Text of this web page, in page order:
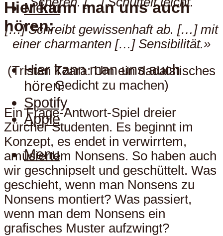
Menu
Hier kann man uns auch
hören:
Hier kann man uns auch
hören:
Spotify
Apple
Menu
[…] Schreibt gewissenhaft ab. […] mit
einer charmanten […] Sensibilität.»
(Tristan Tzara: Um ein dadaistisches
Gedicht zu machen)
Ein Frage-Antwort-Spiel dreier
Zürcher Studenten. Es beginnt im
Konzept, es endet in verwirrtem,
amüsiertem Nonsens. So haben auch
wir geschnipselt und geschüttelt. Was
geschieht, wenn man Nonsens zu
Nonsens montiert? Was passiert,
wenn man dem Nonsens ein
grafisches Muster aufzwingt?